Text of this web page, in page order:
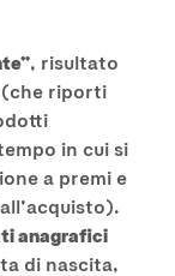
, risultato
riporti
in cui si
a premi e
anagrafici
di nascita,